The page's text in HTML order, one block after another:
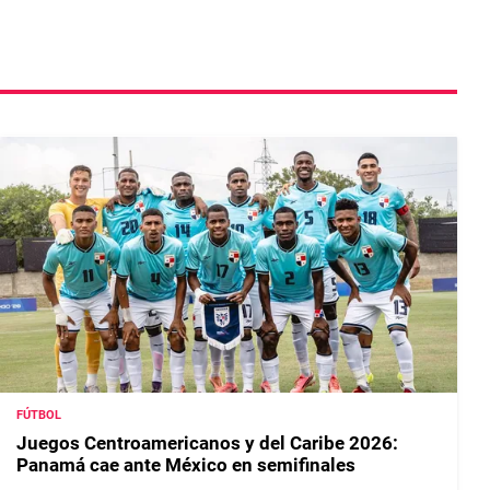
FÚTBOL
Juegos Centroamericanos y del Caribe 2026:
Panamá cae ante México en semifinales